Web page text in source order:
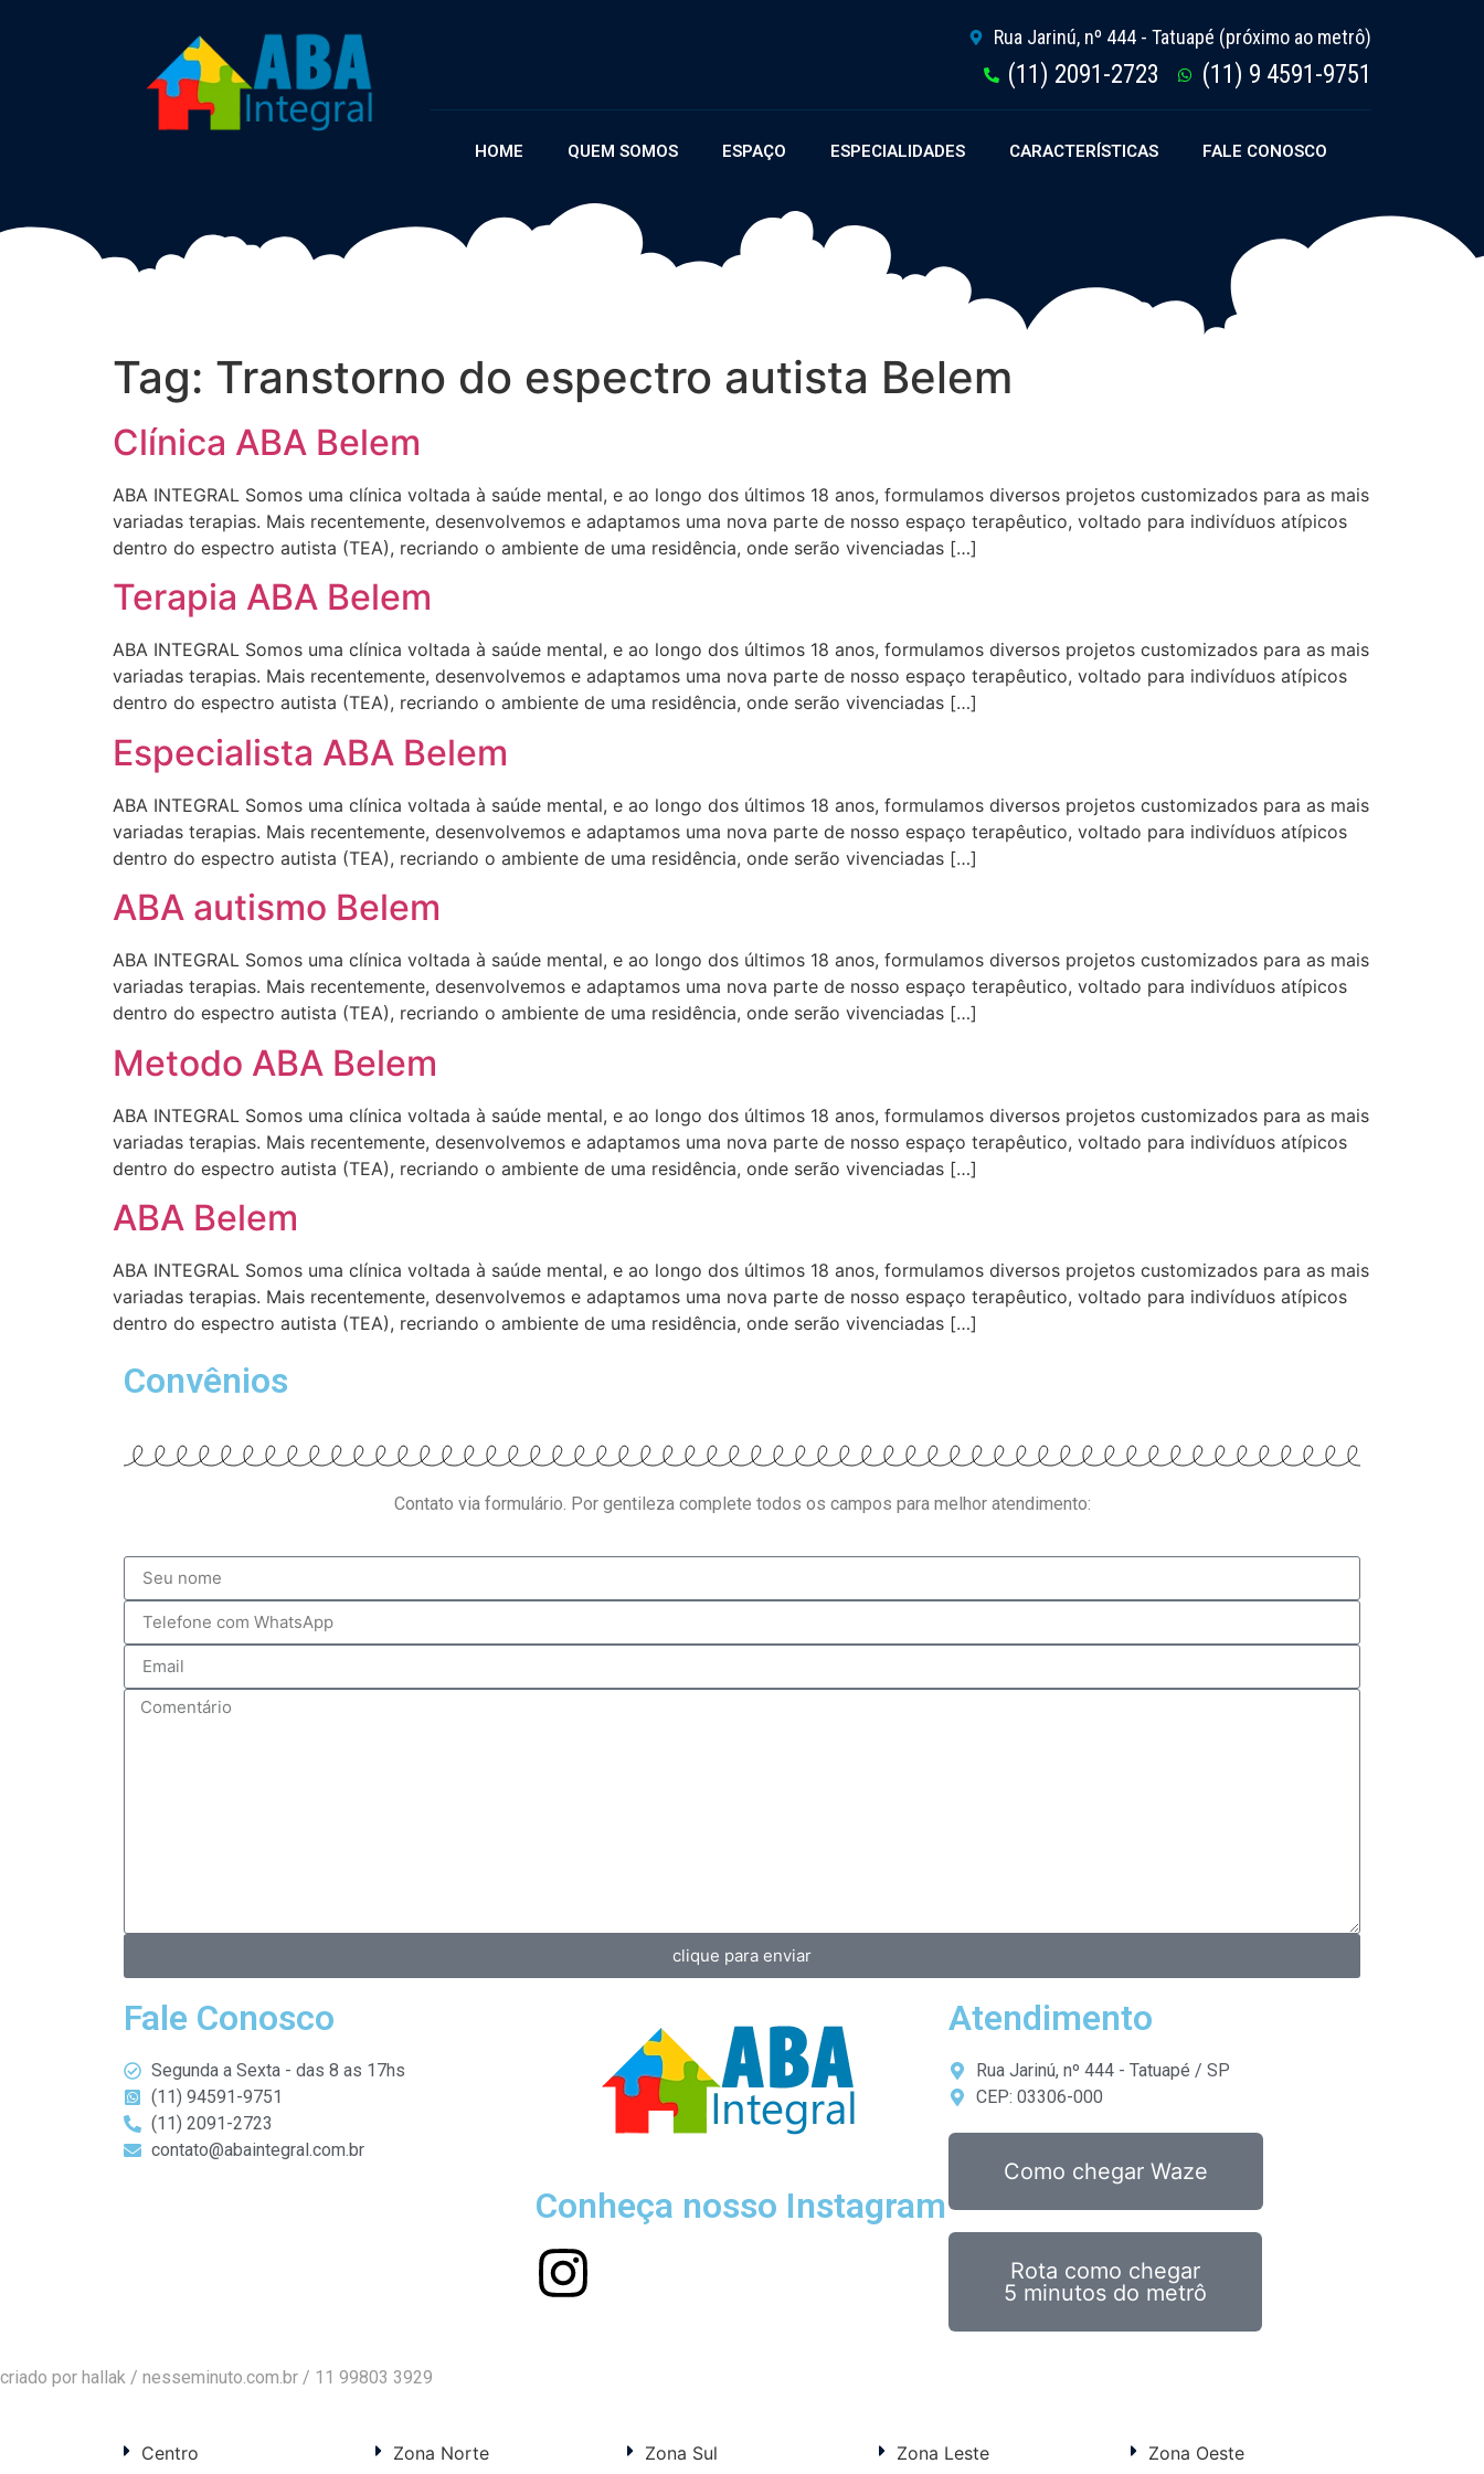
Rua Jarinú, nº 444 - Tatuapé (próximo ao metrô)
(11) 2091-2723 (11) 9 4591-9751
HOME QUEM SOMOS ESPAÇO ESPECIALIDADES CARACTERÍSTICAS FALE CONOSCO
Tag: Transtorno do espectro autista Belem
Clínica ABA Belem
ABA INTEGRAL Somos uma clínica voltada à saúde mental, e ao longo dos últimos 18 anos, formulamos diversos projetos customizados para as mais
variadas terapias. Mais recentemente, desenvolvemos e adaptamos uma nova parte de nosso espaço terapêutico, voltado para indivíduos atípicos
dentro do espectro autista (TEA), recriando o ambiente de uma residência, onde serão vivenciadas […]
Terapia ABA Belem
ABA INTEGRAL Somos uma clínica voltada à saúde mental, e ao longo dos últimos 18 anos, formulamos diversos projetos customizados para as mais
variadas terapias. Mais recentemente, desenvolvemos e adaptamos uma nova parte de nosso espaço terapêutico, voltado para indivíduos atípicos
dentro do espectro autista (TEA), recriando o ambiente de uma residência, onde serão vivenciadas […]
Especialista ABA Belem
ABA INTEGRAL Somos uma clínica voltada à saúde mental, e ao longo dos últimos 18 anos, formulamos diversos projetos customizados para as mais
variadas terapias. Mais recentemente, desenvolvemos e adaptamos uma nova parte de nosso espaço terapêutico, voltado para indivíduos atípicos
dentro do espectro autista (TEA), recriando o ambiente de uma residência, onde serão vivenciadas […]
ABA autismo Belem
ABA INTEGRAL Somos uma clínica voltada à saúde mental, e ao longo dos últimos 18 anos, formulamos diversos projetos customizados para as mais
variadas terapias. Mais recentemente, desenvolvemos e adaptamos uma nova parte de nosso espaço terapêutico, voltado para indivíduos atípicos
dentro do espectro autista (TEA), recriando o ambiente de uma residência, onde serão vivenciadas […]
Metodo ABA Belem
ABA INTEGRAL Somos uma clínica voltada à saúde mental, e ao longo dos últimos 18 anos, formulamos diversos projetos customizados para as mais
variadas terapias. Mais recentemente, desenvolvemos e adaptamos uma nova parte de nosso espaço terapêutico, voltado para indivíduos atípicos
dentro do espectro autista (TEA), recriando o ambiente de uma residência, onde serão vivenciadas […]
ABA Belem
ABA INTEGRAL Somos uma clínica voltada à saúde mental, e ao longo dos últimos 18 anos, formulamos diversos projetos customizados para as mais
variadas terapias. Mais recentemente, desenvolvemos e adaptamos uma nova parte de nosso espaço terapêutico, voltado para indivíduos atípicos
dentro do espectro autista (TEA), recriando o ambiente de uma residência, onde serão vivenciadas […]
Convênios
Contato via formulário. Por gentileza complete todos os campos para melhor atendimento:
clique para enviar
Fale Conosco
Segunda a Sexta - das 8 as 17hs
(11) 94591-9751
(11) 2091-2723
contato@abaintegral.com.br
Conheça nosso Instagram
Atendimento
Rua Jarinú, nº 444 - Tatuapé / SP
CEP: 03306-000
Como chegar Waze
Rota como chegar
5 minutos do metrô
criado por hallak / nesseminuto.com.br / 11 99803 3929
Centro Zona Norte Zona Sul Zona Leste Zona Oeste